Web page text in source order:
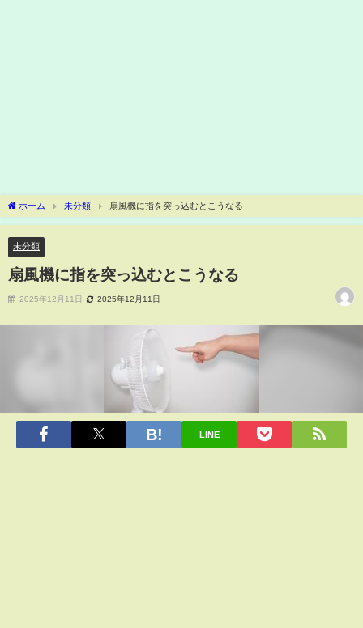
ホーム 未分類 扇風機に指を突っ込むとこうなる
未分類
扇風機に指を突っ込むとこうなる
2025年12月11日 2025年12月11日
LINE